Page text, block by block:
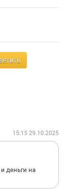
15:15 29.10.2025
деньги на